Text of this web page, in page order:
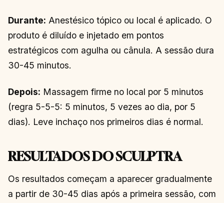
Durante: Anestésico tópico ou local é aplicado. O
produto é diluído e injetado em pontos
estratégicos com agulha ou cânula. A sessão dura
30-45 minutos.
Depois: Massagem firme no local por 5 minutos
(regra 5-5-5: 5 minutos, 5 vezes ao dia, por 5
dias). Leve inchaço nos primeiros dias é normal.
RESULTADOS DO SCULPTRA
Os resultados começam a aparecer gradualmente
a partir de 30-45 dias após a primeira sessão, com